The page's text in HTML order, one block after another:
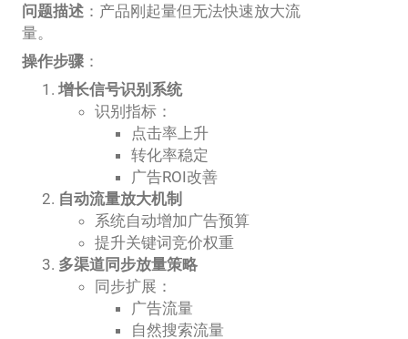
问题描述 ：产品刚起量但无法快速放大流
量。
操作步骤 ：
增长信号识别系统
识别指标：
点击率上升
转化率稳定
广告ROI改善
自动流量放大机制
系统自动增加广告预算
提升关键词竞价权重
多渠道同步放量策略
同步扩展：
广告流量
自然搜索流量